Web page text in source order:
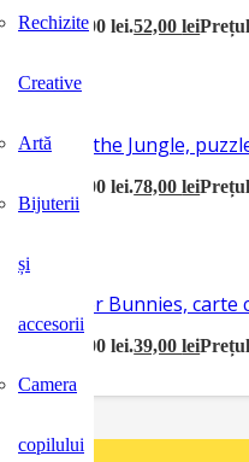
Rechizite
Creative
Artă
Bijuterii
și
accesorii
Camera
copilului
fost: 64,00 lei.52,00lei
In the Jungle,
fost: 98,00 lei.78,00lei
Easter Bunnies, carte
fost: 49,00 lei.39,00lei